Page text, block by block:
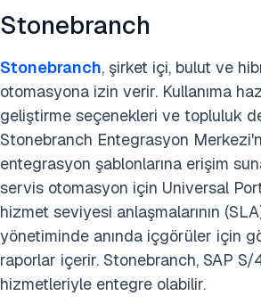
Stonebranch
Stonebranch, şirket içi, bulut ve
otomasyona izin verir. Kullanıma
geliştirme seçenekleri ve topluluk
Stonebranch Entegrasyon
entegrasyon şablonlarına erişim
servis otomasyon için Universal
hizmet seviyesi anlaşmalarının
yönetiminde anında içgörüler için
raporlar içerir. Stonebranch, SAP
hizmetleriyle entegre olabilir.